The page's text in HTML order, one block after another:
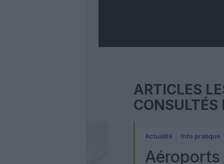
ARTICLES
CONSULTÉS
Actualité Info pratique